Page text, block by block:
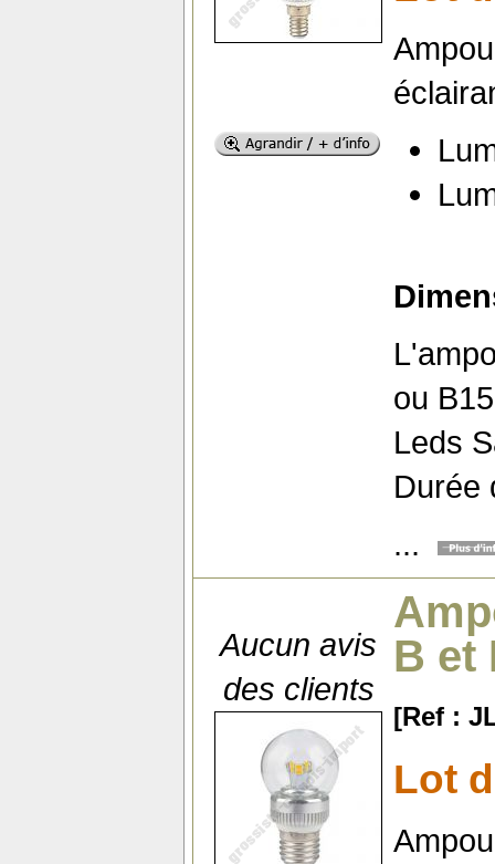
ou
Leds
Durée
...
Aucun avis
des clients
B et
[Ref :
Lot